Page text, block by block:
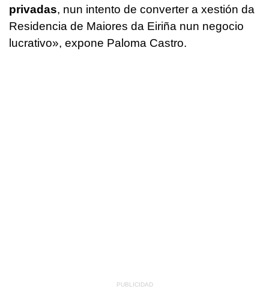
privadas, nun intento de converter a xestión da
Residencia de Maiores da Eiriña nun negocio
lucrativo», expone Paloma Castro.